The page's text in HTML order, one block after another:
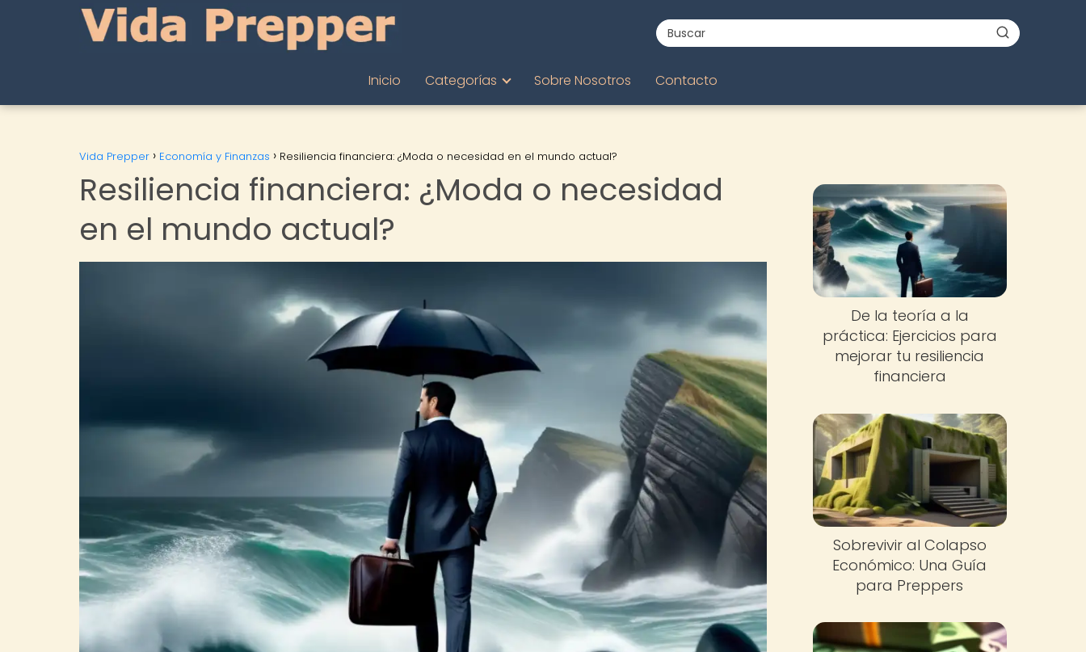
Inicio Categorías Sobre Nosotros Contacto
Vida Prepper Economía y Finanzas Resiliencia financiera: ¿Moda o necesidad en el mundo actual?
Resiliencia financiera: ¿Moda o necesidad
en el mundo actual?
De la teoría a la
práctica: Ejercicios para
mejorar tu resiliencia
financiera
Sobrevivir al Colapso
Económico: Una Guía
para Preppers